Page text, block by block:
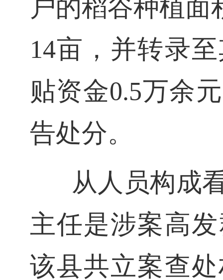
户的稻谷种植面
14亩，并转录
贴资金0.5万余
告处分。
从人员构成
主任是涉案高
该县共立案查